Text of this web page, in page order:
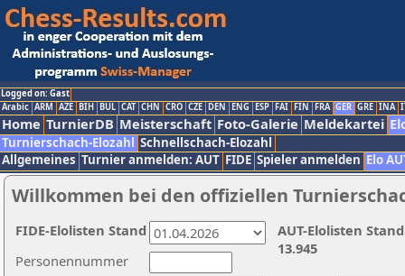
Logged on: Gast
Arabic ARM AZE BIH BUL CAT CHN CRO CZE DEN ENG ESP FAI FIN FRA GER GRE INA
Home TurnierDB Meisterschaft Foto-Galerie Meldekartei
Turnierschach-Elozahl Schnellschach-Elozahl
Allgemeines Turnier anmelden: AUT FIDE Spieler anmelden Elo
Willkommen bei den offiziellen
Personennummer
AUT-Elolisten
13.945
FIDE-Elolisten Stand